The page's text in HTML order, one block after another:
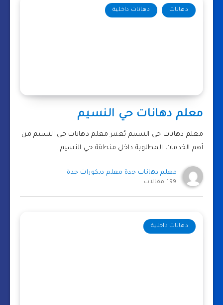
دهانات دهانات داخلية
معلم دهانات حي النسيم
معلم دهانات حي النسيم يُعتبر معلم دهانات حي النسيم من
أهم الخدمات المطلوبة داخل منطقة حي النسيم…
معلم دهانات جدة معلم ديكورات جدة
199 مقالات
دهانات داخلية